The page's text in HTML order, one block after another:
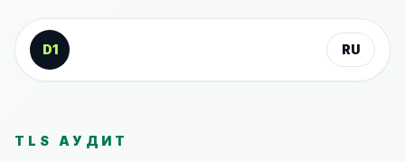
К содержанию
D1
RU
TLS АУДИТ